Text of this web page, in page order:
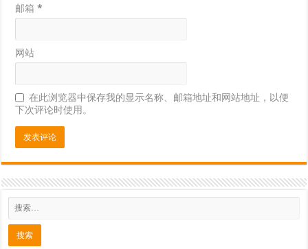
邮箱*
网站
在此浏览器中保存我的显示名称、邮箱地址和网站地址，以便
下次评论时使用。